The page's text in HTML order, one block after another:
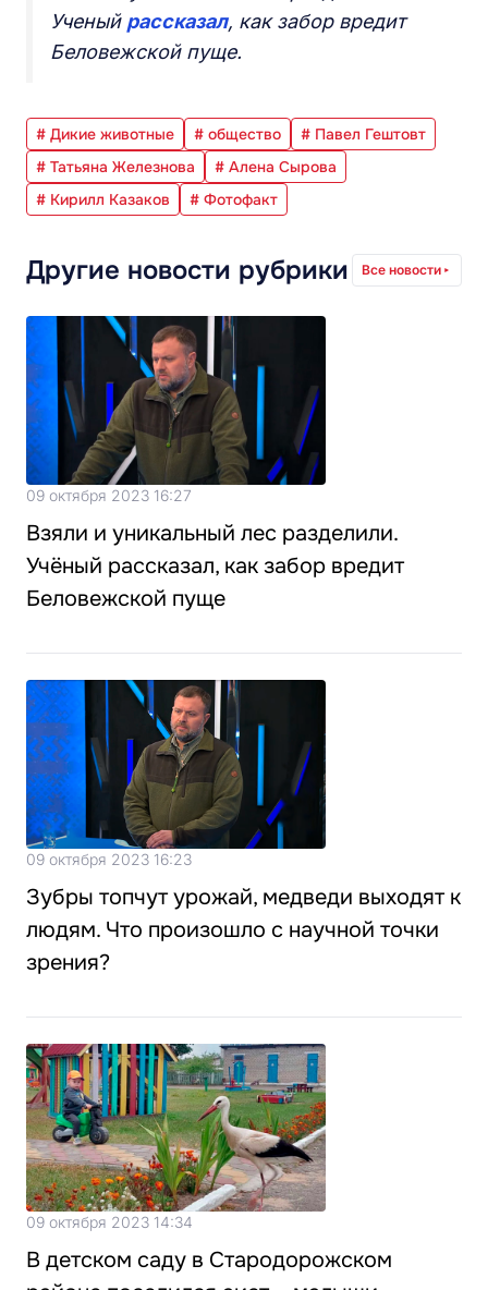
Ученый рассказал, как забор вредит
Беловежской пуще.
# Дикие животные # общество
# Павел Гештовт
# Татьяна Железнова
# Алена Сырова
# Кирилл Казаков
# Фотофакт
Другие новости рубрики Все новости
09 октября 2023 16:27
Взяли и уникальный лес разделили.
Учёный рассказал, как забор вредит
Беловежской пуще
09 октября 2023 16:23
Зубры топчут урожай, медведи выходят к
людям. Что произошло с научной точки
зрения?
09 октября 2023 14:34
В детском саду в Стародорожском